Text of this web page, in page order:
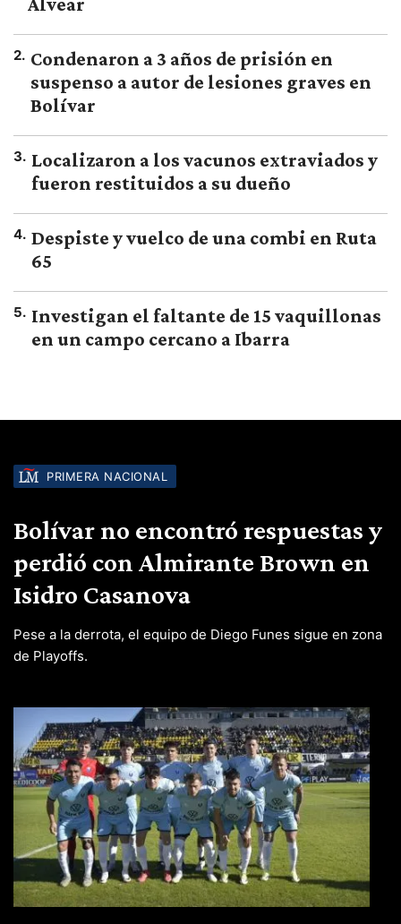
2. Condenaron a 3 años de prisión en
suspenso a autor de lesiones graves en
Bolívar
3. Localizaron a los vacunos extraviados y
fueron restituidos a su dueño
4. Despiste y vuelco de una combi en Ruta
65
5. Investigan el faltante de 15 vaquillonas
en un campo cercano a Ibarra
PRIMERA NACIONAL
Bolívar no encontró respuestas y
perdió con Almirante Brown en
Isidro Casanova
Pese a la derrota, el equipo de Diego Funes sigue en zona
de Playoffs.